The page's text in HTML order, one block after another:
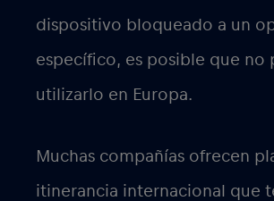
dispositivo bloqueado a un
específico, es posible que no
utilizarlo en Europa.
Muchas compañías ofrecen
itinerancia internacional que